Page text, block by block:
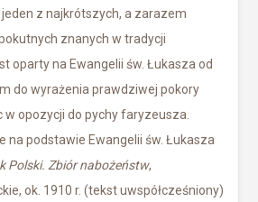
z najkrótszych, a zarazem
znanych w tradycji
oparty na Ewangelii św. Łukasza od
do wyrażenia prawdziwej pokory
opozycji do pychy faryzeusza.
na podstawie Ewangelii św. Łukasza
Polski. Zbiór nabożeństw,
ok. 1910 r. (tekst uwspółcześniony)